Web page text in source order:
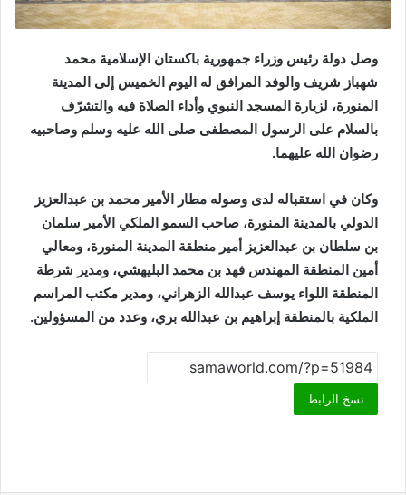
وصل دولة رئيس وزراء جمهورية باكستان الإسلامية محمد
شهباز شريف والوفد المرافق له اليوم الخميس إلى المدينة
المنورة، لزيارة المسجد النبوي وأداء الصلاة فيه والتشرّف
بالسلام على الرسول المصطفى صلى الله عليه وسلم وصاحبيه
رضوان الله عليهما.
وكان في استقباله لدى وصوله مطار الأمير محمد بن عبدالعزيز
الدولي بالمدينة المنورة، صاحب السمو الملكي الأمير سلمان
بن سلطان بن عبدالعزيز أمير منطقة المدينة المنورة، ومعالي
أمين المنطقة المهندس فهد بن محمد البليهشي، ومدير شرطة
المنطقة اللواء يوسف عبدالله الزهراني، ومدير مكتب المراسم
الملكية بالمنطقة إبراهيم بن عبدالله بري، وعدد من المسؤولين.
نسخ الرابط